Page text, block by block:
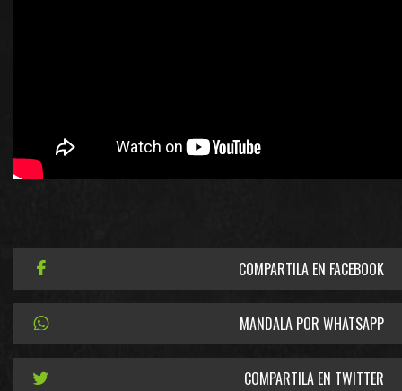
COMPARTILA EN FACEBOOK
MANDALA POR WHATSAPP
COMPARTILA EN TWITTER